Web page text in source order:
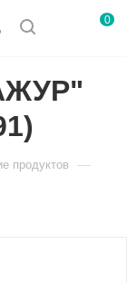
0
продуктов —